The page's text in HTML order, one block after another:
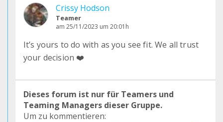
Crissy Hodson
Teamer
am 25/11/2023 um 20:01h
It’s yours to do with as you see fit. We all trust
your decision ❤️
Dieses forum ist nur für Teamers und
Teaming Managers dieser Gruppe.
Um zu kommentieren: